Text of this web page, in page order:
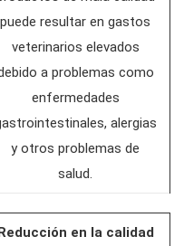
puede resultar en gastos
veterinarios elevados
a problemas como
enfermedades
alergias
y otros problemas de
salud.
en la calidad